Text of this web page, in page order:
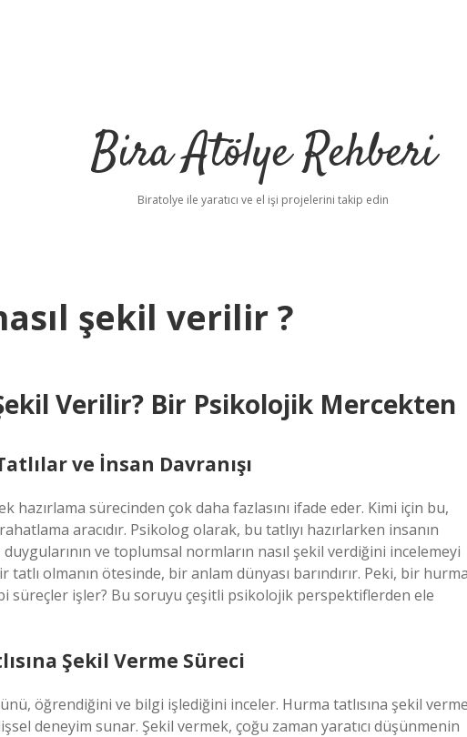
Bira Atölye Rehberi
Biratolye ile yaratıcı ve el işi projelerini takip edin
şekil verilir ?
Verilir? Bir Psikolojik Mercekten
ve İnsan Davranışı
hazırlama sürecinden çok daha fazlasını ifade eder. Kimi için bu,
aracıdır. Psikolog olarak, bu tatlıyı hazırlarken insanın
ve toplumsal normların nasıl şekil verdiğini incelemeyi
olmanın ötesinde, bir anlam dünyası barındırır. Peki, bir
süreçler işler? Bu soruyu çeşitli psikolojik perspektiflerden ele
Şekil Verme Süreci
öğrendiğini ve bilgi işlediğini inceler. Hurma tatlısına şekil
deneyim sunar. Şekil vermek, çoğu zaman yaratıcı düşünmenin